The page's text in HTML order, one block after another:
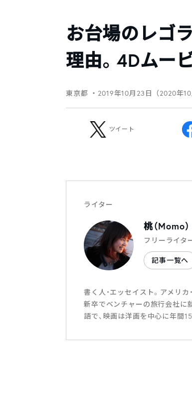
お台場のレゴ
理由。4Dムー
東京都 ・2019年10月23日（2020年10
ツイート
ライター
桃（Momo）
フリーライタ
記事一覧へ
書く人・エッセイスト。アメリ
新卒でベンチャーの旅行会社に
語で、映画は洋画を中心に年間